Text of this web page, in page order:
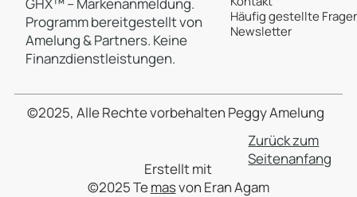
Häufig gestellte
Newsletter
Programm bereitgestellt von
Amelung & Partners. Keine
Finanzdienstleistungen.
Erstellt mit
©2025 Temasvon Eran Agam
©2025, Alle Rechte vorbehalten Peggy Amelung
Zurück zum
Seitenanfang